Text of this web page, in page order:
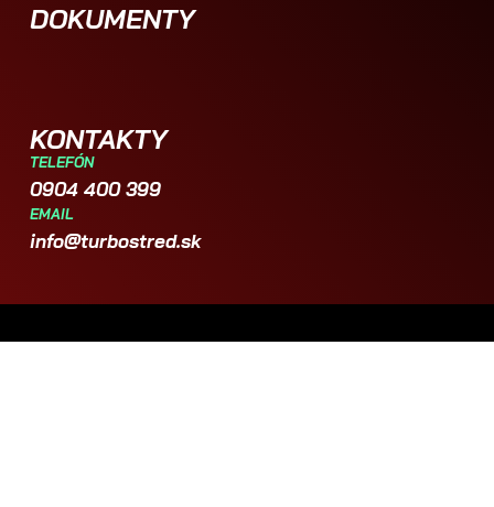
DOKUMENTY
KONTAKTY
TELEFÓN
0904 400 399
EMAIL
info@turbostred.sk